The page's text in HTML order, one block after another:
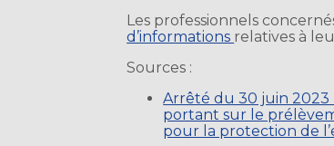
Les professionnels
d’informations relatives à
Sources :
Arrêté du 30 juin 2023
portant sur le
pour la protection de